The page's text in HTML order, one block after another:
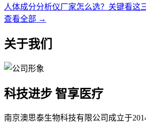
人体成分分析仪厂家怎么选？关键看这
查看全部 →
关于我们
科技进步 智享医疗
南京澳思泰生物科技有限公司成立于